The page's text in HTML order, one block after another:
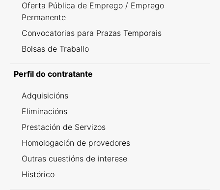
Oferta Pública de Emprego / Emprego
Permanente
Convocatorias para Prazas Temporais
Bolsas de Traballo
Perfil do contratante
Adquisicións
Eliminacións
Prestación de Servizos
Homologación de provedores
Outras cuestións de interese
Histórico